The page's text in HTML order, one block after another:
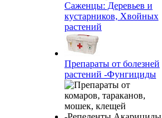
Саженцы: Деревьев и
кустарников, Хвойных
растений
Препараты от болезней
растений -Фунгициды